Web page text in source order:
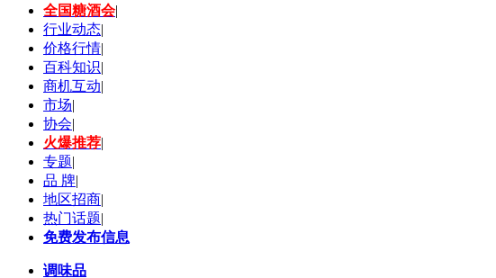
全国糖酒会|
行业动态|
价格行情|
百科知识|
商机互动|
市场|
协会|
火爆推荐|
专题|
品 牌|
地区招商|
热门话题|
免费发布信息
调味品